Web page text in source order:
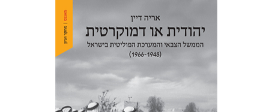
אריה דיין